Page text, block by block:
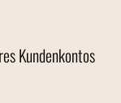
Kundenkontos